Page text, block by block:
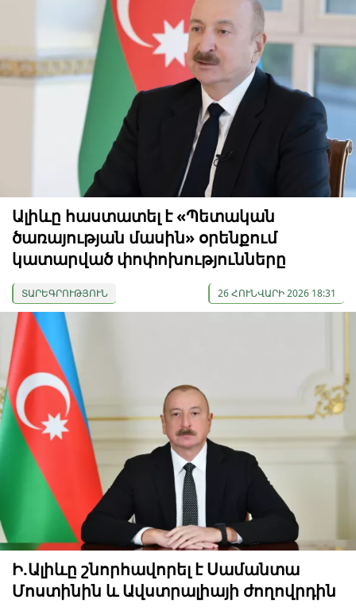
Ալիևը հաստատել է «Պետական
ծառայության մասին» օրենքում
կատարված փոփոխությունները
ՏԱՐԵԳՐՈՒԹՅՈՒՆ 26 ՀՈՒՆՎԱՐԻ 2026 18:31
Ի.Ալիևը շնորհավորել է Սամանտա
Մոստինին և Ավստրալիայի ժողովրդին